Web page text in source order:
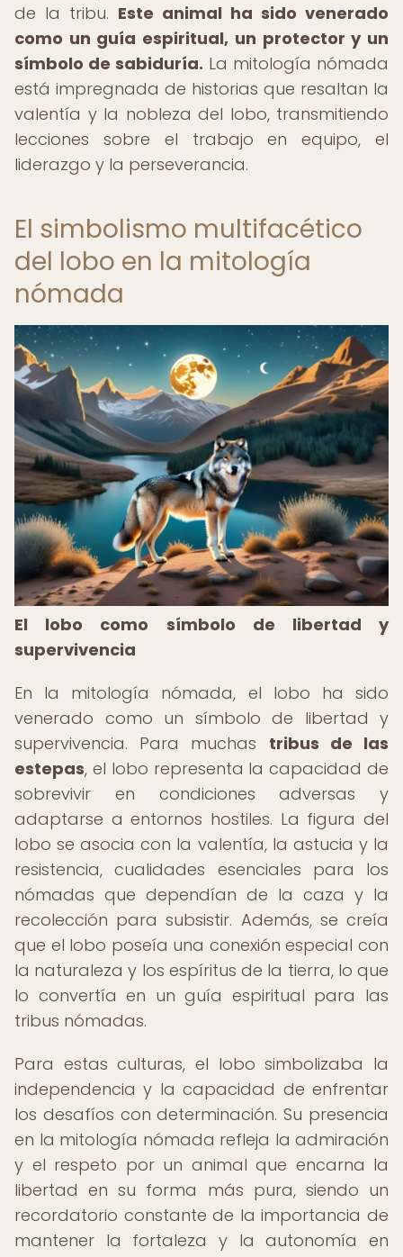
de la tribu. Este animal ha sido venerado
como un guía espiritual, un protector y un
símbolo de sabiduría. La mitología nómada
está impregnada de historias que resaltan la
valentía y la nobleza del lobo, transmitiendo
lecciones sobre el trabajo en equipo, el
liderazgo y la perseverancia.
El simbolismo multifacético
del lobo en la mitología
nómada
El lobo como símbolo de libertad y
supervivencia
En la mitología nómada, el lobo ha sido
venerado como un símbolo de libertad y
supervivencia. Para muchas tribus de las
estepas, el lobo representa la capacidad de
sobrevivir en condiciones adversas y
adaptarse a entornos hostiles. La figura del
lobo se asocia con la valentía, la astucia y la
resistencia, cualidades esenciales para los
nómadas que dependían de la caza y la
recolección para subsistir. Además, se creía
que el lobo poseía una conexión especial con
la naturaleza y los espíritus de la tierra, lo que
lo convertía en un guía espiritual para las
tribus nómadas.
Para estas culturas, el lobo simbolizaba la
independencia y la capacidad de enfrentar
los desafíos con determinación. Su presencia
en la mitología nómada refleja la admiración
y el respeto por un animal que encarna la
libertad en su forma más pura, siendo un
recordatorio constante de la importancia de
mantener la fortaleza y la autonomía en